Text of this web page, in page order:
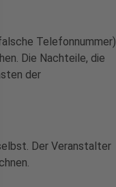
Telefonnummer)
Die Nachteile, die
der
Der Veranstalter